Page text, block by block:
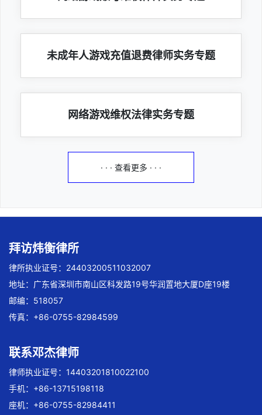
未成年人游戏充值退费律师实务专题
网络游戏维权法律实务专题
· · · 查看更多 · · ·
拜访炜衡律所
律所执业证号：24403200511032007
地址：广东省深圳市南山区科发路19号华润置地大厦D座19楼
邮编：518057
传真：+86-0755-82984599
联系邓杰律师
律师执业证号：14403201810022100
手机：+86-13715198118
座机：+86-0755-82984411